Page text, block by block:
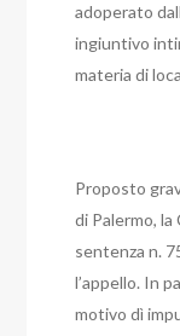
adoperato
ingiuntivo
materia di
Proposto
di Palermo, la
sentenza n.
l’appello. In
motivo dì